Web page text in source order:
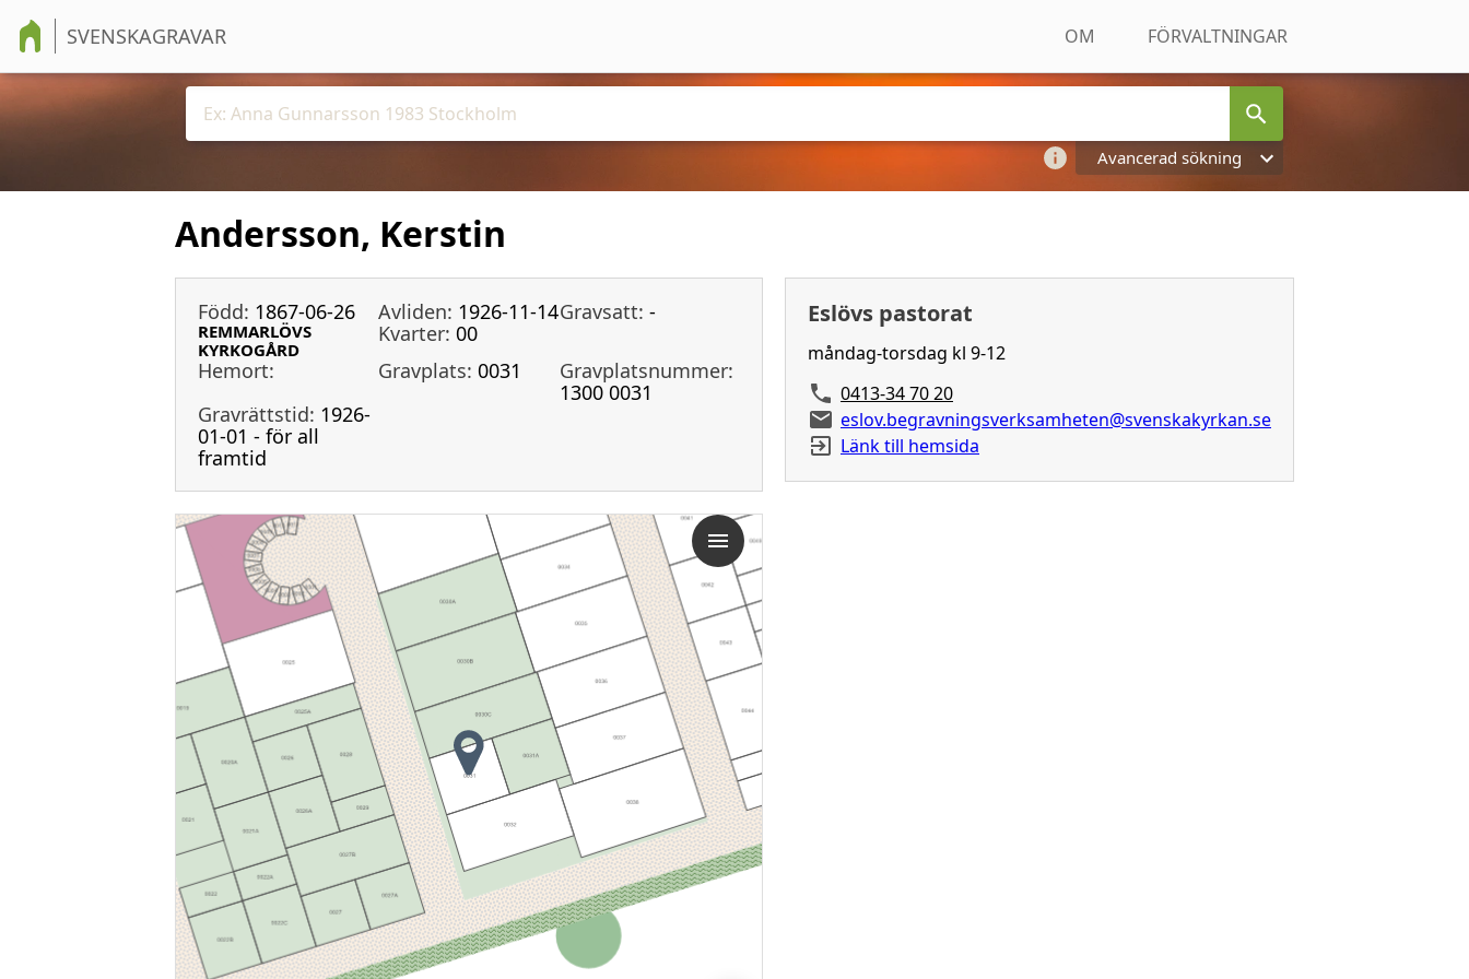
SVENSKAGRAVAR OM FÖRVALTNINGAR
Avancerad sökning
Andersson, Kerstin
Född: 1867-06-26 Avliden: 1926-11-14Gravsatt: -
REMMARLÖVS
KYRKOGÅRD
Kvarter: 00
Hemort:
Gravplats: 0031
Gravplatsnummer:
1300 0031
Gravrättstid: 1926-
01-01 - för all
framtid
Eslövs pastorat
måndag-torsdag kl 9-12
0413-34 70 20
eslov.begravningsverksamheten@svenskakyrkan.se
Länk till hemsida